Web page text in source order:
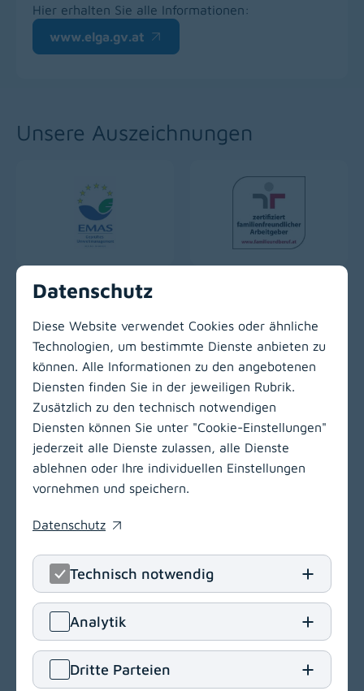
Hier erhalten Sie alle Informationen:
www.elga.gv.at
(opens in a new window)
Unsere Auszeichnungen
Zur Hauptnavigation
Gailtal-Klinik
9620 Hermagor
T
+43 4282 2220
Eoffice[at]gailtal-klinik.at
Navigation
(opens in a new window)
Datenschutz
Diese Website verwendet Cookies oder ähnliche
Technologien, um bestimmte Dienste anbieten zu
können. Alle Informationen zu den angebotenen
Diensten finden Sie in der jeweiligen Rubrik.
Zusätzlich zu den technisch notwendigen
Diensten können Sie unter "Cookie-Einstellungen"
jederzeit alle Dienste zulassen, alle Dienste
ablehnen oder Ihre individuellen Einstellungen
vornehmen und speichern.
Datenschutz
(opens in a new window)
Technisch notwendig
Analytik
Dritte Parteien